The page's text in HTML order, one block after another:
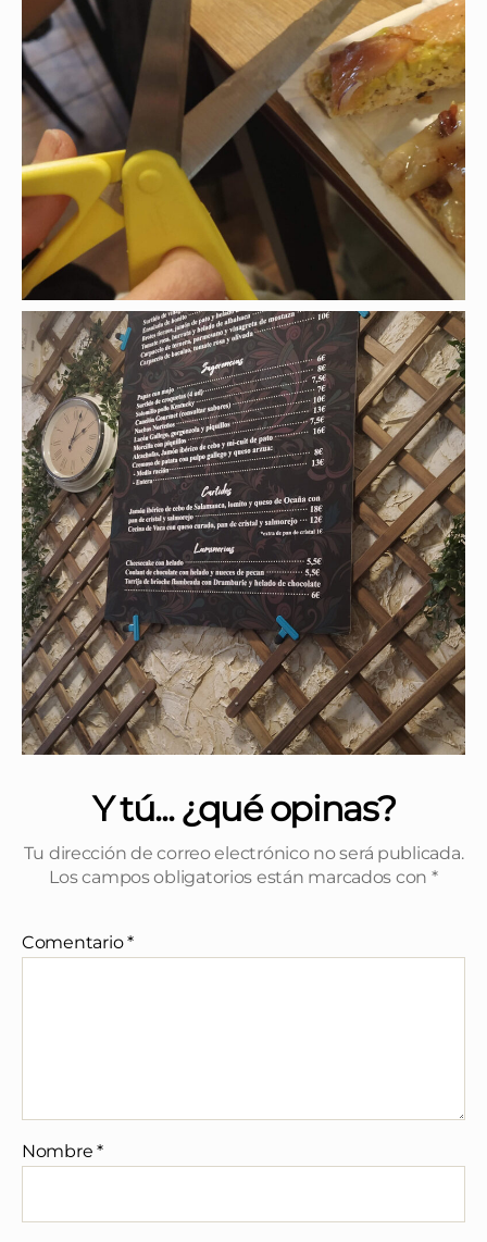
Y tú... ¿qué opinas?
Tu dirección de correo electrónico no será publicada.
Los campos obligatorios están marcados con *
Comentario*
Nombre*